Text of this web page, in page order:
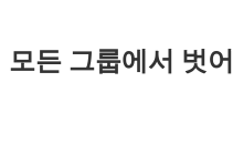
모든 그룹에서 벗